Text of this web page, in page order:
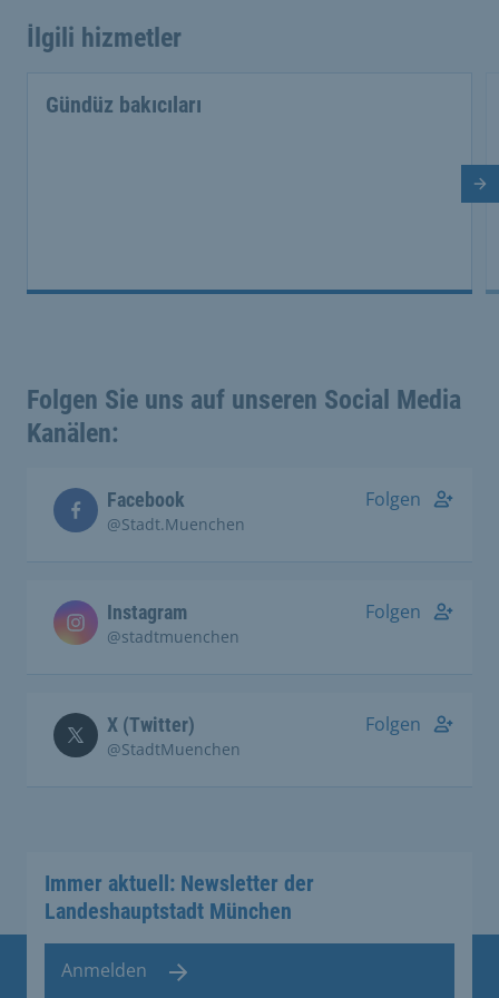
İlgili hizmetler
Gündüz bakıcıları
Folgen Sie uns auf unseren Social Media
Kanälen:
Facebook
@Stadt.Muenchen
Folgen
Instagram
@stadtmuenchen
Folgen
X (Twitter)
@StadtMuenchen
Folgen
Immer aktuell: Newsletter der
Landeshauptstadt München
Anmelden